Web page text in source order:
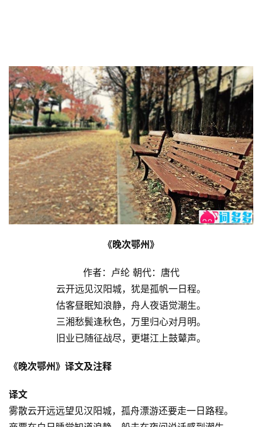
《晚次鄂州》
作者：卢纶 朝代：唐代
云开远见汉阳城，犹是孤帆一日程。
估客昼眠知浪静，舟人夜语觉潮生。
三湘愁鬓逢秋色，万里归心对月明。
旧业已随征战尽，更堪江上鼓鼙声。
《晚次鄂州》译文及注释
译文
雾散云开远远望见汉阳城，孤舟漂游还要走一日路程。